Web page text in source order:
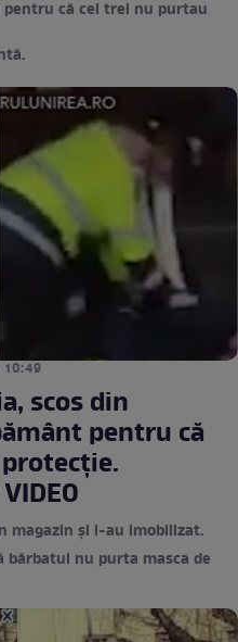
că cei trei nu purtau
scos din
pentru că
magazin și l-au imobilizat.
bărbatul nu purta masca de